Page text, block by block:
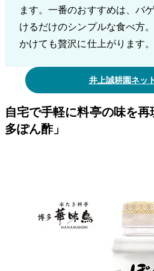
ます。一番のおすすめは、バ
けるだけのシンプルな食べ方
かけても贅沢に仕上がります。
井上誠耕園ネッ
自宅で手軽に料亭の味を
多ぽん酢」